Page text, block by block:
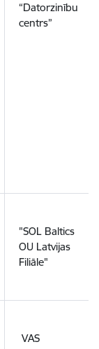
“Datorzinību
centrs”
"SOL Baltics
OU Latvijas
Filiāle"
VAS